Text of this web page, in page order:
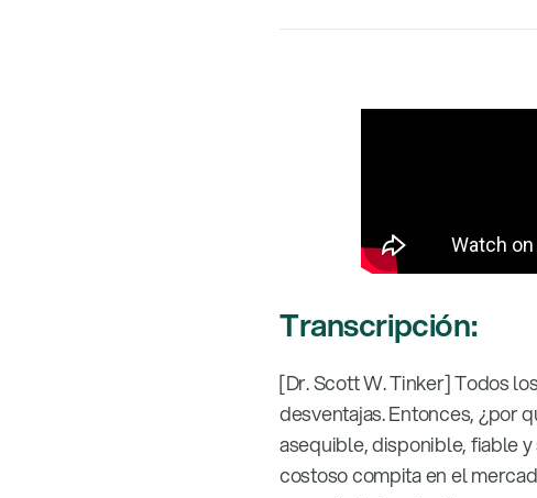
Transcripción:
[Dr. Scott W. Tinker] Todos
desventajas. Entonces, ¿por
asequible, disponible, fiable
costoso compita en el